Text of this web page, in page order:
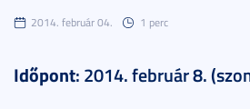
2014. február 04. 1 perc
Időpont: 2014. február 8.